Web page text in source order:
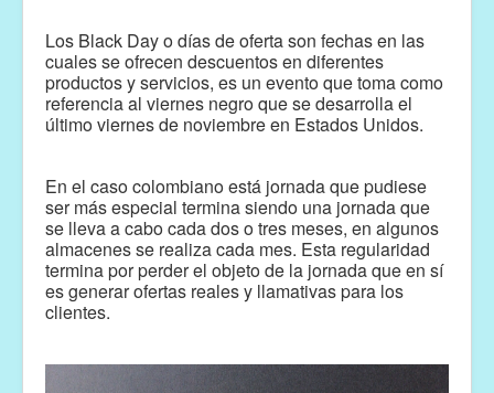
Los Black Day o días de oferta son fechas en las
cuales se ofrecen descuentos en diferentes
productos y servicios, es un evento que toma como
referencia al viernes negro que se desarrolla el
último viernes de noviembre en Estados Unidos.
En el caso colombiano está jornada que pudiese
ser más especial termina siendo una jornada que
se lleva a cabo cada dos o tres meses, en algunos
almacenes se realiza cada mes. Esta regularidad
termina por perder el objeto de la jornada que en sí
es generar ofertas reales y llamativas para los
clientes.